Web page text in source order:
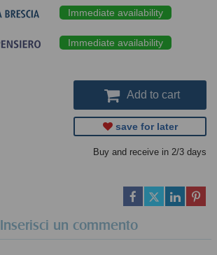
Immediate availability
Immediate availability
Add to cart
save for later
Buy and receive in 2/3 days
Inserisci un commento